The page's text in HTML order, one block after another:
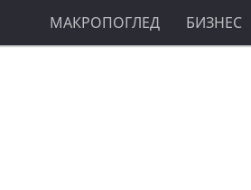
МАКРОПОГЛЕД БИЗНЕС